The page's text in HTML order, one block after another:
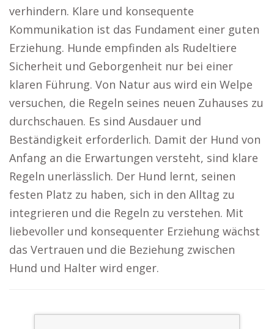
verhindern. Klare und konsequente
Kommunikation ist das Fundament einer guten
Erziehung. Hunde empfinden als Rudeltiere
Sicherheit und Geborgenheit nur bei einer
klaren Führung. Von Natur aus wird ein Welpe
versuchen, die Regeln seines neuen Zuhauses zu
durchschauen. Es sind Ausdauer und
Beständigkeit erforderlich. Damit der Hund von
Anfang an die Erwartungen versteht, sind klare
Regeln unerlässlich. Der Hund lernt, seinen
festen Platz zu haben, sich in den Alltag zu
integrieren und die Regeln zu verstehen. Mit
liebevoller und konsequenter Erziehung wächst
das Vertrauen und die Beziehung zwischen
Hund und Halter wird enger.